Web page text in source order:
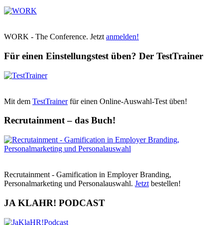
WORK - The Conference. Jetzt anmelden!
Für einen Einstellungstest üben? Der TestTrainer
Mit dem TestTrainerfür einen Online-Auswahl-Test üben!
Recrutainment – das Buch!
Recrutainment - Gamification in Employer Branding,
Personalmarketing und Personalauswahl. Jetzt bestellen!
JA KLAHR! PODCAST